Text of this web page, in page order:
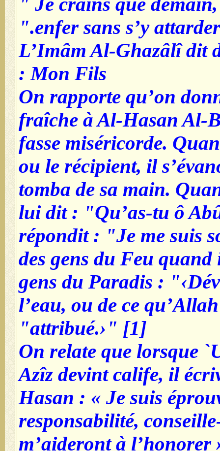
enfer sans s’y
L’Imâm Al-Ghazâlî dit
Mon Fils :
On rapporte qu’on
fraîche à Al-Hasan Al-
fasse miséricorde.
ou le récipient, il
tomba de sa main.
lui dit : "Qu’as-tu ô
répondit : "Je me suis
des gens du Feu
gens du Paradis :
l’eau, ou de ce
attribué.›" [1]"
On relate que lorsque
Azîz devint calife, il
Hasan : « Je suis
responsabilité,
m’aideront à